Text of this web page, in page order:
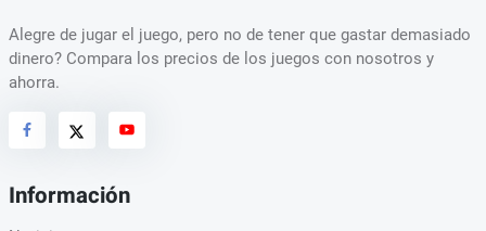
Alegre de jugar el juego, pero no de tener que gastar demasiado
dinero? Compara los precios de los juegos con nosotros y
ahorra.
Información